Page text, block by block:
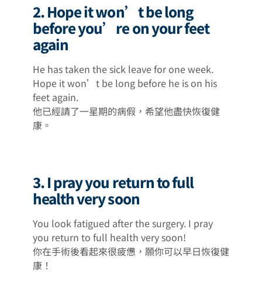
2. Hope it won’t be long
before you’re on your feet
again
He has taken the sick leave for one week.
Hope it won’t be long before he is on his
feet again.
他已經請了一星期的病假，希望他盡快恢復健
康。
3. I pray you return to full
health very soon
You look fatigued after the surgery. I pray
you return to full health very soon!
你在手術後看起來很疲憊，願你可以早日恢復健
康！